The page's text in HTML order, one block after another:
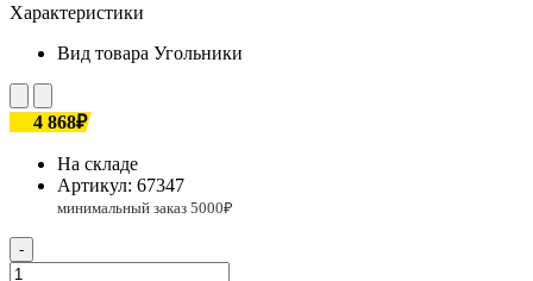
Характеристики
Вид товара Угольники
4 868₽
На складе
Артикул: 67347
-